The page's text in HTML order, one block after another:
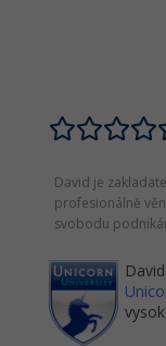
David je
profesionálně
svobodu